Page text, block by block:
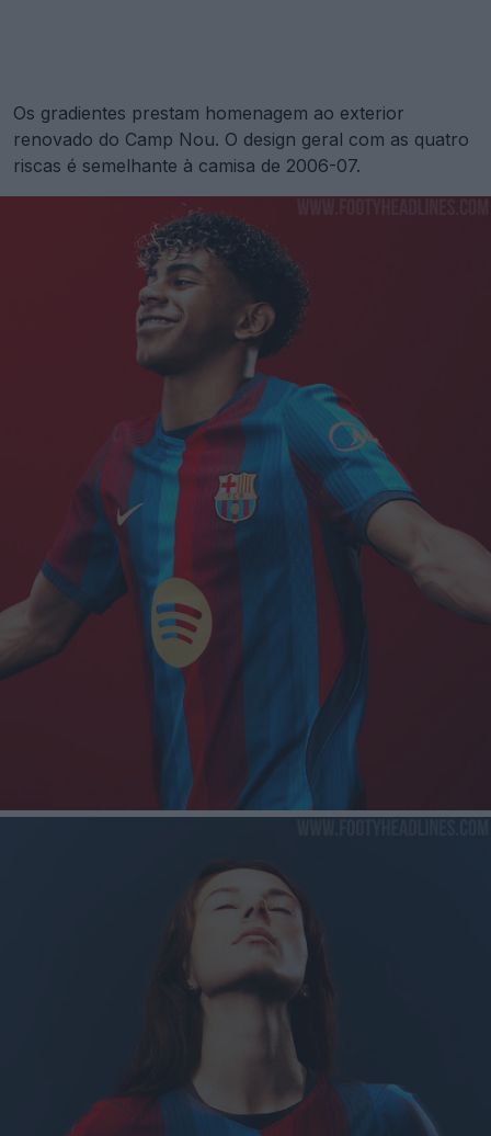
Os gradientes prestam homenagem ao exterior
renovado do Camp Nou. O design geral com as quatro
riscas é semelhante à camisa de 2006-07.